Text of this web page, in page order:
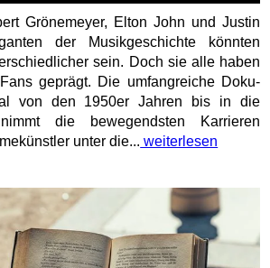
Grönemeyer, Elton John und Justin
der Musikgeschichte könnten
sein. Doch sie alle haben
geprägt. Die umfangreiche Doku-
von den 1950er Jahren bis in die
die bewegendsten Karrieren
unter die... weiterlesen